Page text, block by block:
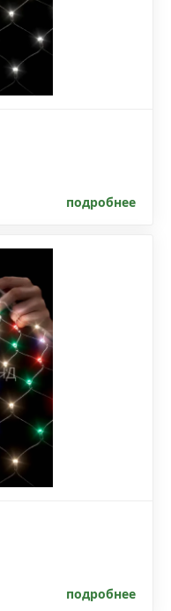
подробнее
подробнее